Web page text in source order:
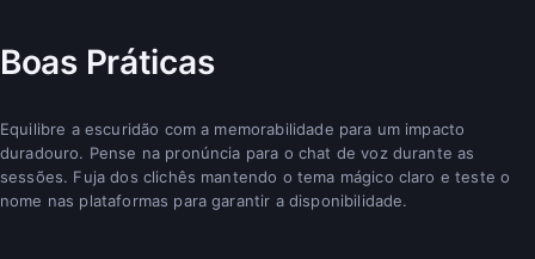
Boas Práticas
Equilibre a escuridão com a memorabilidade para um impacto
duradouro. Pense na pronúncia para o chat de voz durante as
sessões. Fuja dos clichês mantendo o tema mágico claro e teste o
nome nas plataformas para garantir a disponibilidade.